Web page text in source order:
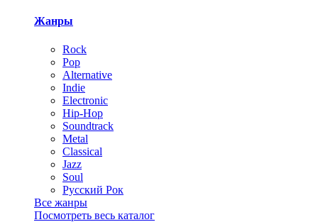
Жанры
Rock
Pop
Alternative
Indie
Electronic
Hip-Hop
Soundtrack
Metal
Classical
Jazz
Soul
Русский Рок
Все жанры
Посмотреть весь каталог